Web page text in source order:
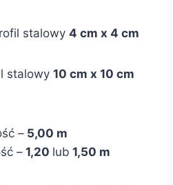
stalowy 4 cm x 4 cm
stalowy 10 cm x 10 cm
– 5,00 m
– 1,20 lub 1,50 m